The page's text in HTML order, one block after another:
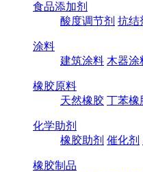
食品添加剂
酸度调节剂 抗结
涂料
建筑涂料 木器涂
橡胶原料
天然橡胶 丁苯橡
化学助剂
橡胶助剂 催化剂
橡胶制品